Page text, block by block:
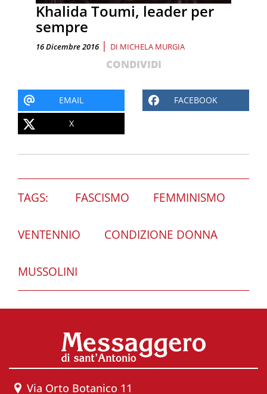
Khalida Toumi, leader per
sempre
16 Dicembre 2016 | DI MICHELA MURGIA
CONDIVIDI
EMAIL FACEBOOK
X
TAGS: FASCISMO FEMMINISMO
VENTENNIO CONDIZIONE DONNA
MUSSOLINI
Via Orto Botanico 11